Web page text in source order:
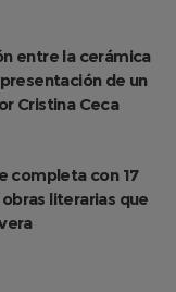
entre la cerámica
de un
Cristina Ceca
completa con 17
literarias que